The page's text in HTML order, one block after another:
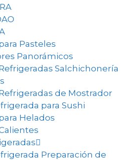
Pasteles
Panorámicos
Salchichonería
de Mostrador
para Sushi
Helados
Preparación de